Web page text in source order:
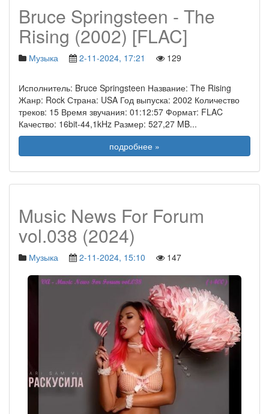
Bruce Springsteen - The
Rising (2002) [FLAC]
Музыка 2-11-2024, 17:21 129
Исполнитель: Bruce Springsteen Название: The Rising
Жанр: Rock Страна: USA Год выпуска: 2002 Количество
треков: 15 Время звучания: 01:12:57 Формат: FLAC
Качество: 16bit-44,1kHz Размер: 527,27 MB...
подробнее »
Music News For Forum
vol.038 (2024)
Музыка 2-11-2024, 15:10 147